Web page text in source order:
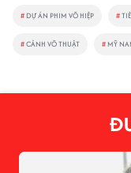
# DỰ ÁN PHIM VÕ HIỆP #
#CẢNH VÕ THUẬT # MỸ